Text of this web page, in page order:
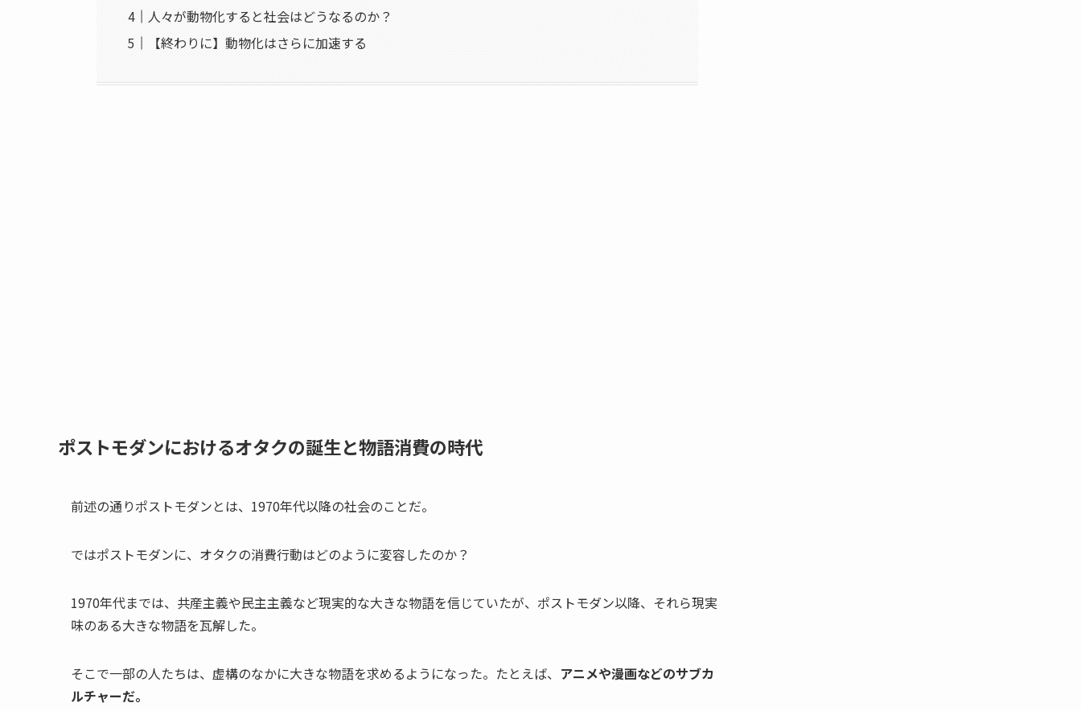
人々が動物化すると社会はどうなるのか？
【終わりに】動物化はさらに加速する
ポストモダンにおけるオタクの誕生と物語消費の時代
前述の通りポストモダンとは、1970年代以降の社会のことだ。
ではポストモダンに、オタクの消費行動はどのように変容したのか？
1970年代までは、共産主義や民主主義など現実的な大きな物語を信じていたが、ポストモダン以降、それら現実
味のある大きな物語を瓦解した。
そこで一部の人たちは、虚構のなかに大きな物語を求めるようになった。たとえば、 アニメや漫画などのサブカ
ルチャーだ。